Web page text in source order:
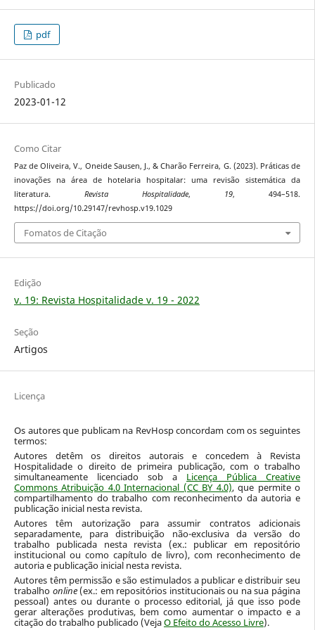
pdf
Publicado
2023-01-12
Como Citar
Paz de Oliveira, V., Oneide Sausen, J., & Charão Ferreira, G. (2023). Práticas de
inovações na área de hotelaria hospitalar: uma revisão sistemática da
literatura. Revista Hospitalidade, 19, 494–518.
https://doi.org/10.29147/revhosp.v19.1029
Fomatos de Citação
Edição
v. 19: Revista Hospitalidade v. 19 - 2022
Seção
Artigos
Licença
Os autores que publicam na RevHosp concordam com os seguintes
termos:
Autores detêm os direitos autorais e concedem à Revista
Hospitalidade o direito de primeira publicação, com o trabalho
simultaneamente licenciado sob a Licença Pública Creative
Commons Atribuição 4.0 Internacional (CC BY 4.0), que permite o
compartilhamento do trabalho com reconhecimento da autoria e
publicação inicial nesta revista.
Autores têm autorização para assumir contratos adicionais
separadamente, para distribuição não-exclusiva da versão do
trabalho publicada nesta revista (ex.: publicar em repositório
institucional ou como capítulo de livro), com reconhecimento de
autoria e publicação inicial nesta revista.
Autores têm permissão e são estimulados a publicar e distribuir seu
trabalho online (ex.: em repositórios institucionais ou na sua página
pessoal) antes ou durante o processo editorial, já que isso pode
gerar alterações produtivas, bem como aumentar o impacto e a
citação do trabalho publicado (VejaO Efeito do Acesso Livre).